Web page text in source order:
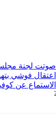
صوتت لجنة
اعتقال فوشي
الاستماع عن